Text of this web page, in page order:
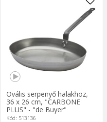
Ovális serpenyő halakhoz,
36 x 26 cm, "CARBONE
PLUS" - "de Buyer"
Kód: 513136